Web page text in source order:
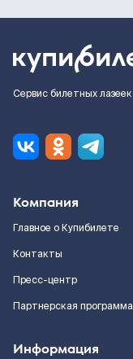
Сервис билетных лазеек
Компания
Главное о Купибилете
Контакты
Пресс-центр
Партнерская программа
Информация